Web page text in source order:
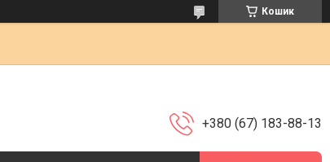
Кошик
+380 (67) 183-88-13